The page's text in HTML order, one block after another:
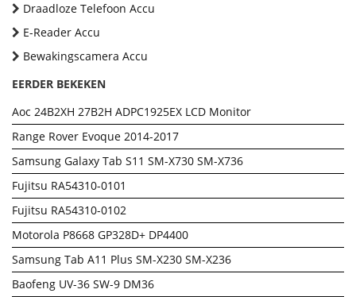
Draadloze Telefoon Accu
E-Reader Accu
Bewakingscamera Accu
EERDER BEKEKEN
Aoc 24B2XH 27B2H ADPC1925EX LCD Monitor
Range Rover Evoque 2014-2017
Samsung Galaxy Tab S11 SM-X730 SM-X736
Fujitsu RA54310-0101
Fujitsu RA54310-0102
Motorola P8668 GP328D+ DP4400
Samsung Tab A11 Plus SM-X230 SM-X236
Baofeng UV-36 SW-9 DM36